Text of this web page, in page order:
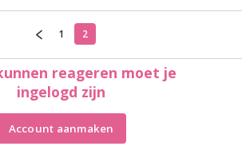
1 2
reageren moet je
ingelogd zijn
Account aanmaken